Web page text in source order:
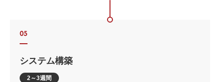
05
システム構築
2～3週間